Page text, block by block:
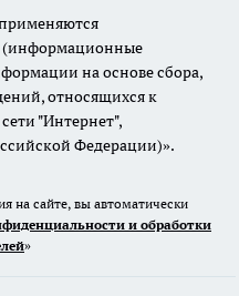
(информационные
на основе сбора,
относящихся к
"Интернет",
Федерации)».
на сайте, вы автоматически
и обработки
»